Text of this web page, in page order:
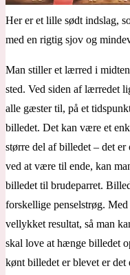
Her er et lille sødt indslag,
med en rigtig sjov og
Man stiller et lærred i
sted. Ved siden af lærredet
alle gæster til, på et
billedet. Det kan være et
større del af billedet – det
ved at være til ende, kan
billedet til brudeparret.
forskellige penselstrøg.
vellykket resultat, så man
skal love at hænge billedet
kønt billedet er blevet er